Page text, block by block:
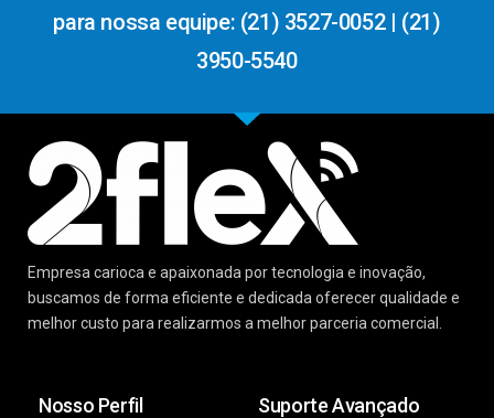
para nossa equipe: (21) 3527-0052 | (21)
3950-5540
Empresa carioca e apaixonada por tecnologia e inovação,
buscamos de forma eficiente e dedicada oferecer qualidade e
melhor custo para realizarmos a melhor parceria comercial.
Nosso Perfil Suporte Avançado